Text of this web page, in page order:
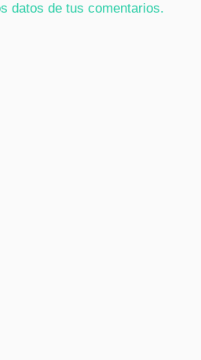
datos de tus comentarios.